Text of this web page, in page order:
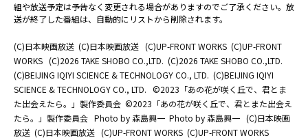
組や放送予定は予告なく変更される場合がありますのでご了承ください。放
送が終了した番組は、自動的にリストから削除されます。
(C)日本映画放送 (C)日本映画放送 (C)UP-FRONT WORKS (C)UP-FRONT
WORKS (C)2026 TAKE SHOBO CO.,LTD. (C)2026 TAKE SHOBO CO.,LTD.
(C)BEIJING IQIYI SCIENCE & TECHNOLOGY CO., LTD. (C)BEIJING IQIYI
SCIENCE & TECHNOLOGY CO., LTD. ©2023「あの花が咲く丘で、君とま
た出会えたら。」製作委員会 ©2023「あの花が咲く丘で、君とまた出会え
たら。」製作委員会 Photo by 森島興一 Photo by 森島興一 (C)日本映画
放送 (C)日本映画放送 (C)UP-FRONT WORKS (C)UP-FRONT WORKS